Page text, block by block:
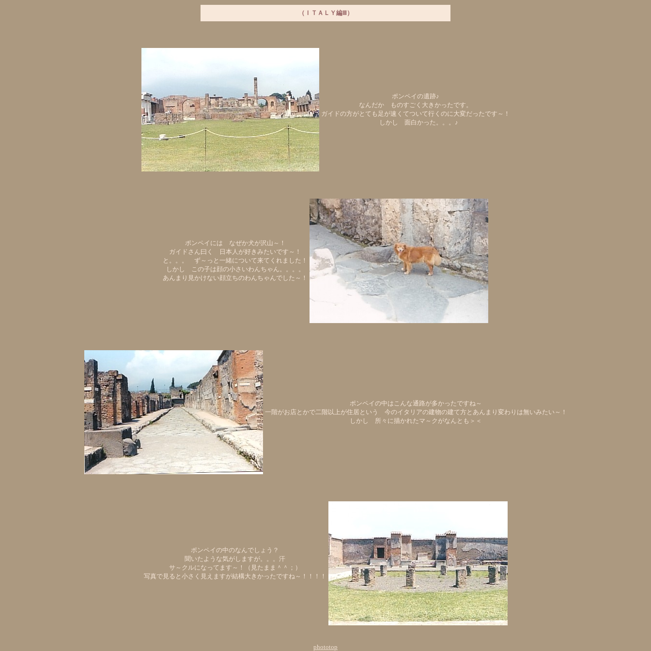
（ＩＴＡＬＹ編Ⅲ）
ポンペイの遺跡♪
なんだか ものすごく大きかったです。
ガイドの方がとても足が速くてついて行くのに大変だったです～！
しかし 面白かった。。。♪
ポンペイには なぜか犬が沢山～！
ガイドさん曰く 日本人が好きみたいです～！
と。。。 ず～っと一緒について来てくれました！
しかし この子は顔の小さいわんちゃん。。。。
あんまり見かけない顔立ちのわんちゃんでした～！
ポンペイの中はこんな通路が多かったですね～
一階がお店とかで二階以上が住居という 今のイタリアの建物の建て方とあんまり変わりは無いみたい～！
しかし 所々に描かれたマ～クがなんとも＞＜
ポンペイの中のなんでしょう？
聞いたような気がしますが。。。汗
サ～クルになってます～！（見たまま＾＾；）
写真で見ると小さく見えますが結構大きかったですね～！！！！
phototop